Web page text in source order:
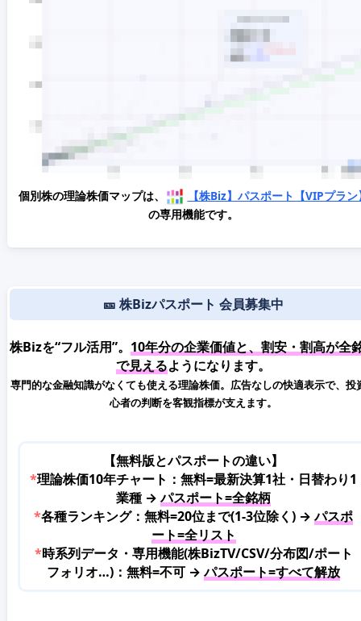
個別株の理論株価マップは、
【株Biz】パスポート【VIPプラン
の専用機能です。
🎫 株Bizパスポート 会員募集中
株Bizを“フル活用”。 10年分の企業価値と、割安・割高が全
で見えるようになります。
専門的な金融知識がなくても使える理論株価。広告なしの快適表示で、投
心者の判断を客観指標が支えます。
【無料版とパスポートの違い】
*理論株価10年チャート：無料=最新決算1社・日替わり1
業種 →パスポート=全銘柄
*各種ランキング：無料=20位まで(1-3位除く) →パスポ
ート=全リスト
*時系列データ・専用機能(株BizTV/CSV/分布図/ポート
フォリオ…)：無料=不可 →パスポート=すべて解放